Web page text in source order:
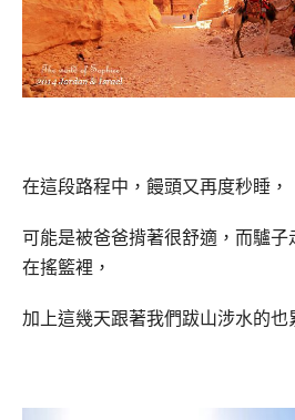
在這段路程中，饅頭又再度秒睡，
可能是被爸爸揹著很舒適，而驢子
在搖籃裡，
加上這幾天跟著我們跋山涉水的也